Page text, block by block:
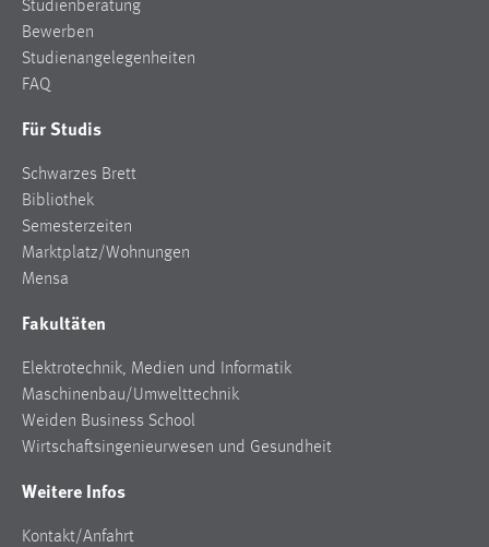
Studienberatung
Bewerben
Studienangelegenheiten
FAQ
Für Studis
Schwarzes Brett
Bibliothek
Semesterzeiten
Marktplatz/Wohnungen
Mensa
Fakultäten
Elektrotechnik, Medien und Informatik
Maschinenbau/Umwelttechnik
Weiden Business School
Wirtschaftsingenieurwesen und Gesundheit
Weitere Infos
Kontakt/Anfahrt